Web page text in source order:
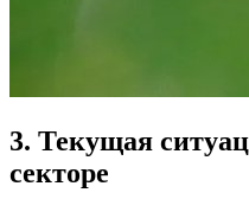
3. Текущая
секторе